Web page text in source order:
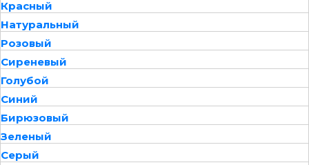
Красный
Натуральный
Розовый
Сиреневый
Голубой
Синий
Бирюзовый
Зеленый
Серый